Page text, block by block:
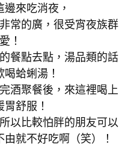
來吃消夜，
常的廣，很受宵夜族群
！
餐點去點，湯品類的話
蛤蜊湯！
酒聚餐後，來這裡喝上
舒服！
以比較怕胖的朋友可以
就不好吃啊（笑）！